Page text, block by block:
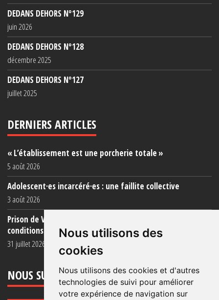
Nous utilisons des
cookies
Nous utilisons des cookies et d'autres
technologies de suivi pour améliorer
votre expérience de navigation sur
DEDANS DEHORS N°129
juin 2026
DEDANS DEHORS N°128
décembre 2025
DEDANS DEHORS N°127
juillet 2025
DERNIERS ARTICLES
« L’établissement est une porcherie totale »
5 août 2026
Adolescent·es incarcéré·es : une faillite collective
3 août 2026
Prison de Vendin-le-Vieil : témoignage de familles sur les
conditions (...)
31 juillet 2026
NOUS SUIVRE